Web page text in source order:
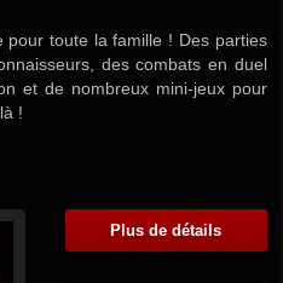
pour toute la famille ! Des parties
des combats en duel
et de nombreux mini-jeux pour
!
Plus de détails